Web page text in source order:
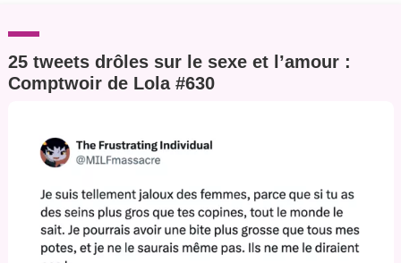
25 tweets drôles sur le sexe et l’amour :
Comptwoir de Lola #630